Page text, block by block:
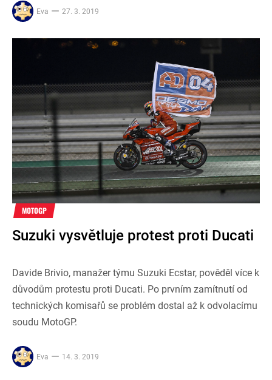
Eva 27. 3. 2019
MOTOGP
Suzuki vysvětluje protest proti Ducati
Davide Brivio, manažer týmu Suzuki Ecstar, pověděl více k
důvodům protestu proti Ducati. Po prvním zamítnutí od
technických komisařů se problém dostal až k odvolacímu
soudu MotoGP.
Eva 14. 3. 2019